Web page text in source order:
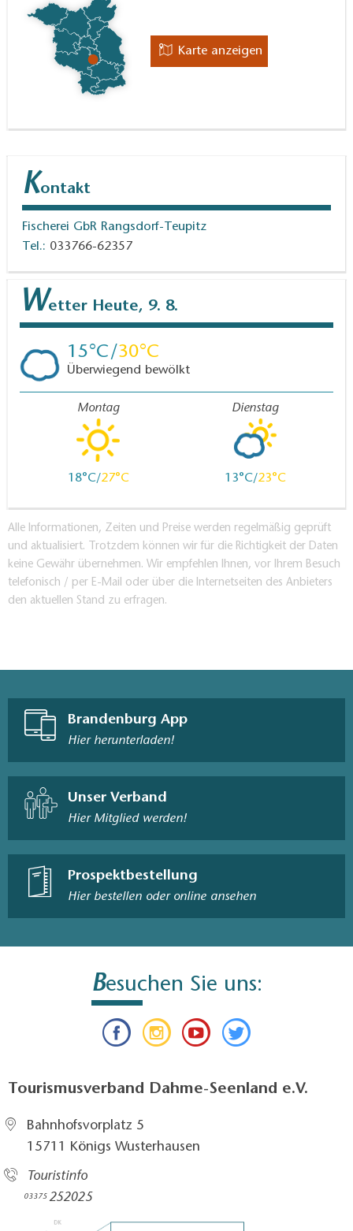
Karte anzeigen
Kontakt
Fischerei GbR Rangsdorf-Teupitz
Tel.: 033766-62357
Wetter Heute, 9. 8.
15 30
Überwiegend bewölkt
Montag
18 27
Dienstag
13 23
Alle Informationen, Zeiten und Preise werden regelmäßig geprüft
und aktualisiert. Trotzdem können wir für die Richtigkeit der Daten
keine Gewähr übernehmen. Wir empfehlen Ihnen, vor Ihrem Besuch
telefonisch / per E-Mail oder über die Internetseiten des Anbieters
den aktuellen Stand zu erfragen.
Brandenburg App
Hier herunterladen!
Unser Verband
Hier Mitglied werden!
Prospektbestellung
Hier bestellen oder online ansehen
Besuchen Sie uns:
Tourismusverband Dahme-Seenland e.V.
Bahnhofsvorplatz 5​
15711 Königs Wusterhausen
Touristinfo
03375252025​